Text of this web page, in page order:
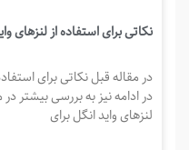
نکاتی برای استفاده از لنزهای
در مقاله قبل نکاتی برای
در ادامه نیز به بررسی بیشتر
لنزهای واید انگل برای